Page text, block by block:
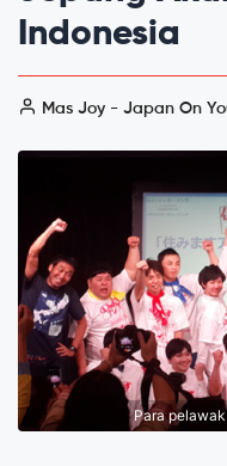
Indonesia
Mas Joy - Japan On
Para